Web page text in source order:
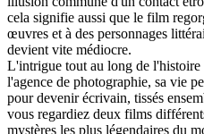
cela signifie aussi que le film
œuvres et à des personnages
devient vite médiocre.
L'intrigue tout au long de l'histoire
l'agence de photographie, sa vie
pour devenir écrivain, tissés
vous regardiez deux films
mystères les plus légendaires du